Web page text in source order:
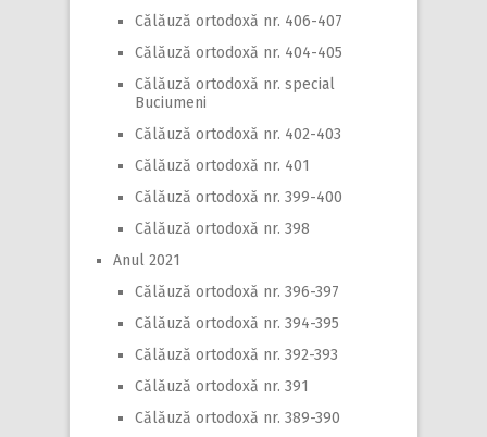
Călăuză ortodoxă nr. 406-407
Călăuză ortodoxă nr. 404-405
Călăuză ortodoxă nr. special
Buciumeni
Călăuză ortodoxă nr. 402-403
Călăuză ortodoxă nr. 401
Călăuză ortodoxă nr. 399-400
Călăuză ortodoxă nr. 398
Anul 2021
Călăuză ortodoxă nr. 396-397
Călăuză ortodoxă nr. 394-395
Călăuză ortodoxă nr. 392-393
Călăuză ortodoxă nr. 391
Călăuză ortodoxă nr. 389-390